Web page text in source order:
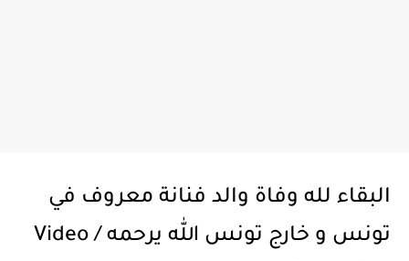
البقاء لله وفاة والد فنانة معروف في
تونس و خارج تونس الله يرحمه / Video